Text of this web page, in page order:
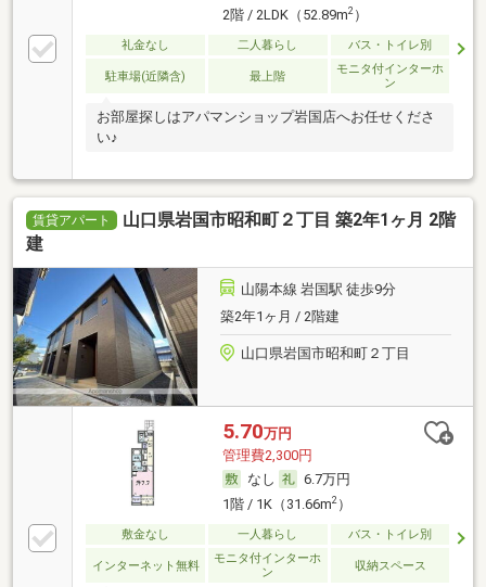
2階 / 2LDK（52.89m2）
礼金なし 二人暮らし バス・トイレ別
駐車場(近隣含) 最上階
モニタ付インターホ
ン
お部屋探しはアパマンショップ岩国店へお任せくださ
い♪
賃貸アパート
山口県岩国市昭和町２丁目 築2年1ヶ月 2階
建
山陽本線 岩国駅 徒歩9分
築2年1ヶ月 / 2階建
山口県岩国市昭和町２丁目
5.70万円
管理費2,300円
なし
6.7万円
1階 / 1K（31.66m2）
敷金なし 一人暮らし バス・トイレ別
インターネット無料
モニタ付インターホ
ン
収納スペース